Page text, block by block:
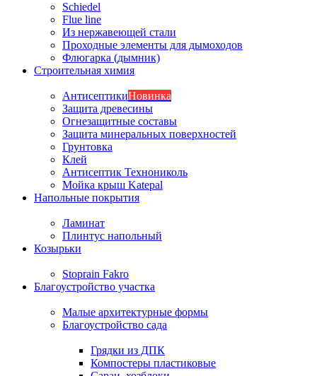
Schiedel
Flue line
Из нержавеющей стали
Проходные элементы для дымоходов
Флюгарка (дымник)
Строительная химия
АнтисептикиНовинка
Защита древесины
Огнезащитные составы
Защита минеральных поверхностей
Грунтовка
Клей
Антисептик Технониколь
Мойка крыш Katepal
Напольные покрытия
Ламинат
Плинтус напольный
Козырьки
Stoprain Fakro
Благоустройство участка
Малые архитектурные формы
Благоустройство сада
Грядки из ДПК
Компостеры пластиковые